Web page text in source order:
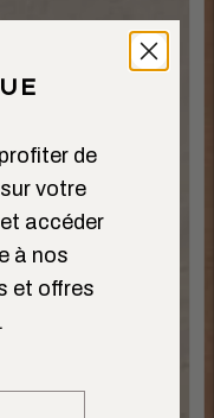
de
sur votre
accéder
à nos
et offres